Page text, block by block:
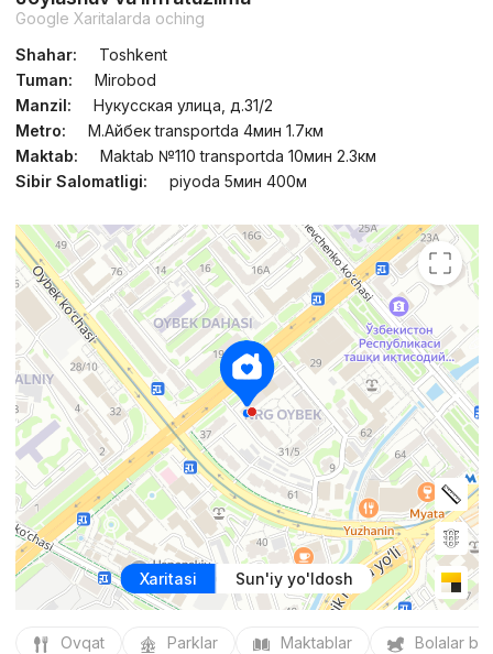
Google Xaritalarda oching
Shahar:
Toshkent
Tuman:
Mirobod
Manzil:
Нукусская улица, д.31/2
Metro:
М.Айбек transportda 4мин 1.7км
Maktab:
Maktab №110 transportda 10мин 2.3км
Sibir Salomatligi:
piyoda 5мин 400м
Xaritasi Sun'iy yo'ldosh
Ovqat Parklar Maktablar Bolalar